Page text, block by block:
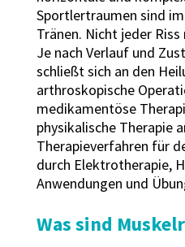
Sportlertraumen sind
Tränen. Nicht jeder
Je nach Verlauf und
schließt sich an den
arthroskopische
medikamentöse
physikalische Therapie
Therapieverfahren für
durch Elektrotherapie,
Anwendungen und
Was sind